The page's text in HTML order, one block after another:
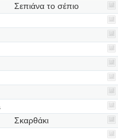
Σεπιάνα το σέπιο
Σκαρθάκι